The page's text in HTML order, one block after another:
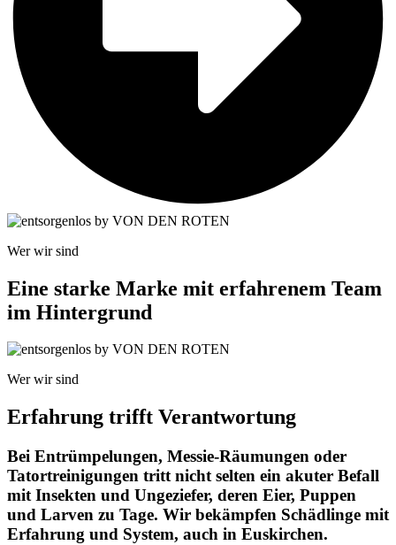
Wer wir sind
Eine starke Marke mit erfahrenem Team
im Hintergrund
Wer wir sind
Erfahrung trifft Verantwortung
Bei Entrümpelungen, Messie-Räumungen oder
Tatortreinigungen tritt nicht selten ein akuter Befall
mit Insekten und Ungeziefer, deren Eier, Puppen
und Larven zu Tage. Wir bekämpfen Schädlinge mit
Erfahrung und System, auch in Euskirchen.